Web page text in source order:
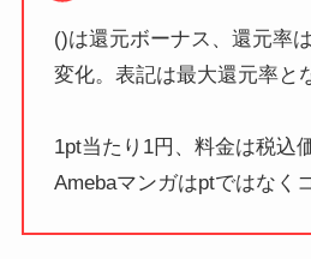
()は還元ボーナス、還元率
変化。表記は最大還元率と
1pt当たり1円、料金は税込
Amebaマンガはptではなく